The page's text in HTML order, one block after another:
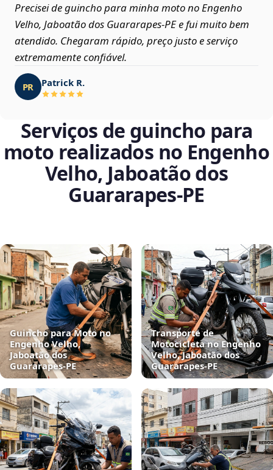
Precisei de guincho para minha moto no Engenho
Velho, Jaboatão dos Guararapes‑PE e fui muito bem
atendido. Chegaram rápido, preço justo e serviço
extremamente confiável.
PR Patrick R.
Serviços de guincho para
moto realizados no Engenho
Velho, Jaboatão dos
Guararapes‑PE
Guincho para Moto no
Engenho Velho,
Jaboatão dos
Guararapes‑PE
Transporte de
Motocicleta no Engenho
Velho, Jaboatão dos
Guararapes‑PE